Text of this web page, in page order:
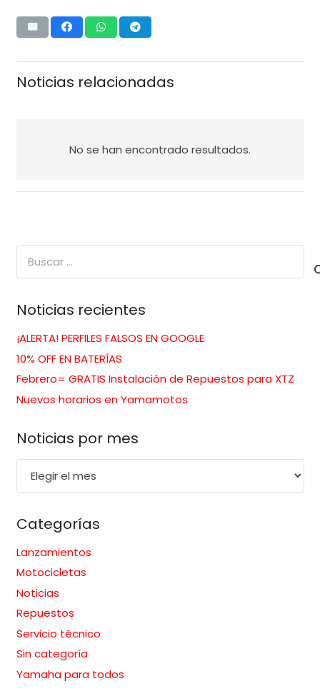
Noticias relacionadas
No se han encontrado resultados.
Noticias recientes
¡ALERTA! PERFILES FALSOS EN GOOGLE
10% OFF EN BATERÍAS
Febrero= GRATIS Instalación de Repuestos para XTZ
Nuevos horarios en Yamamotos
Noticias por mes
por
Categorías
Lanzamientos
Motocicletas
Noticias
Repuestos
Servicio técnico
Sin categoría
Yamaha para todos